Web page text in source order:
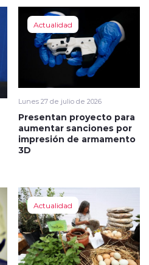
Actualidad
Lunes 27 de julio de 2026
Presentan proyecto para
aumentar sanciones por
impresión de armamento
3D
Actualidad